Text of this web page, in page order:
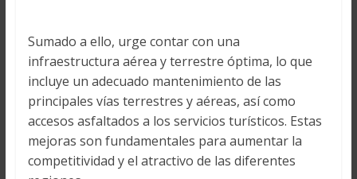
Sumado a ello, urge contar con una
infraestructura aérea y terrestre óptima, lo que
incluye un adecuado mantenimiento de las
principales vías terrestres y aéreas, así como
accesos asfaltados a los servicios turísticos. Estas
mejoras son fundamentales para aumentar la
competitividad y el atractivo de las diferentes